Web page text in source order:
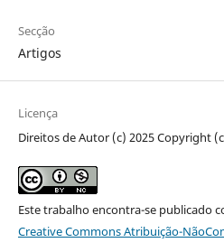
Secção
Artigos
Licença
Direitos de Autor (c) 2025 Copyright
Este trabalho encontra-se publicado
Creative Commons Atribuição-